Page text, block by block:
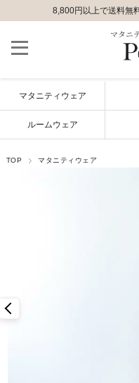
ご購入いた
8,800円以上で送料無
ご購入いた
8,800円以上で送料無
マタニ
マタニティウェア
ルームウェア
TOP マタニティウェア